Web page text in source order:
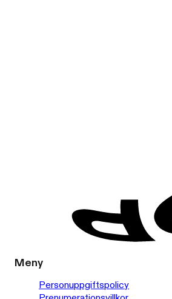
Meny
Personuppgiftspolicy